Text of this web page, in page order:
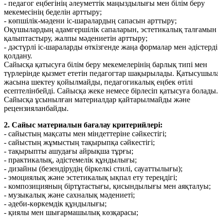
- педагог еңбегінің әлеуметтік маңыздылығы мен білім беру
мекемесінің беделін арттыру;
- көпшілік-мәдени іс-шаралардың сапасын арттыру;
Оқушылардың адамгершілік сапаларын, эстетикалық талғамын
қалыптастыру, жалпы мәдениетін арттыру;
- дәстүрлі іс-шараларды өткізгенде жаңа формалар мен әдістерді
қолдану.
Сайысқа қатысуға білім беру мекемелерінің барлық типі мен
түрлерінде қызмет ететін педагогтар шақырылады.
жасына шектеу қойылмайды, педагогикалық еңбек өтілі
есептелінбейді. Сайысқа жеке немесе бірлесіп қатысуға болады.
Сайысқа ұсынылған материалдар қайтарылмайды және
рецензияланбайды.
2. Сайыс материалын бағалау критерийлері:
- сайыстың мақсаты мен міндеттеріне сәйкестігі;
- сайыстың жұмыстың тақырыпқа сәйкестігі;
- тақырыпты ашудағы айрықша тұрғы;
- практикалық, әдістемелік құндылығы;
- дизайны (безендірудің біркелкі стилі, сауаттылығы);
- эмоциялық және эстетикалық ықпал ету тереңдігі;
- композицияның біртұтастығы, қисындылығы мен аяқталуы;
- музыкалық және сахналық мәдениеті;
- әдеби-көркемдік құндылығы;
- қиялы мен шығармашылық көзқарасы;